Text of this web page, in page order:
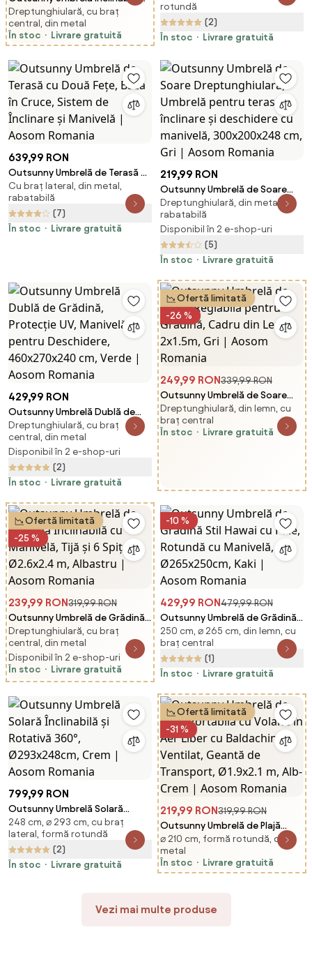
pentru Grădină și Terasă
2.3x2m cu Deschidere Ușoară
prin Manivelă, Structură
Aosom Romania
Dreptunghiulară, cu braț
central, din metal
În stoc
Livrare gratuită
Lemn, Design Elegant, 2.5x2.3m,
Crem, Protecție UV | Aosom
Romania
rotundă
(2)
În stoc
Livrare gratuită
639,99 RON
Outsunny Umbrelă de Terasă cu
Două Fețe, Bază în Cruce,
Sistem de Înclinare și Manivelă |
Aosom Romania
Cu braț lateral, din metal,
rabatabilă
(7)
În stoc
Livrare gratuită
219,99 RON
Outsunny Umbrelă de Soare
Dreptunghiulară, Umbrelă
pentru terasă cu înclinare și
deschidere cu manivelă,
300x200x248 cm, Gri | Aosom
Romania
Dreptunghiulară, din metal,
rabatabilă
Disponibil în 2 e-shop-uri
(5)
În stoc
Livrare gratuită
429,99 RON
Outsunny Umbrelă Dublă de
Grădină, Protecție UV, Manivelă
pentru Deschidere,
460x270x240 cm, Verde |
Aosom Romania
Dreptunghiulară, cu braț
central, din metal
Disponibil în 2 e-shop-uri
(2)
În stoc
Livrare gratuită
Ofertă limitată
-26 %
249,99 RON339,99 RON
Outsunny Umbrelă de Soare
Reglabilă pentru Grădină,
Cadru din Lemn, 2x1.5m, Gri |
Aosom Romania
Dreptunghiulară, din lemn, cu
braț central
În stoc
Livrare gratuită
Ofertă limitată
-25 %
239,99 RON319,99 RON
Outsunny Umbrelă de Grădină
Înclinabilă cu Manivelă, Tijă și 6
Spițe, Ø2.6x2.4 m, Albastru |
Aosom Romania
Dreptunghiulară, cu braț
central, din metal
Disponibil în 2 e-shop-uri
În stoc
Livrare gratuită
-10 %
429,99 RON479,99 RON
Outsunny Umbrelă de Grădină
Stil Hawai cu Paie, Rotundă cu
Manivelă, Ø265x250cm, Kaki |
Aosom Romania
250 cm, ⌀ 265 cm, din lemn, cu
braț central
(1)
În stoc
Livrare gratuită
799,99 RON
Outsunny Umbrelă Solară
Înclinabilă și Rotativă 360°,
Ø293x248cm, Crem | Aosom
Romania
248 cm, ⌀ 293 cm, cu braț
lateral, formă rotundă
(2)
În stoc
Livrare gratuită
Ofertă limitată
-31 %
219,99 RON319,99 RON
Outsunny Umbrelă de Plajă
Portabilă cu Volane în Aer Liber
cu Baldachin Ventilat, Geantă
de Transport, Ø1.9x2.1 m, Alb-
⌀ 210 cm, formă rotundă, din
metal
În stoc
Livrare gratuită
Vezi mai multe produse